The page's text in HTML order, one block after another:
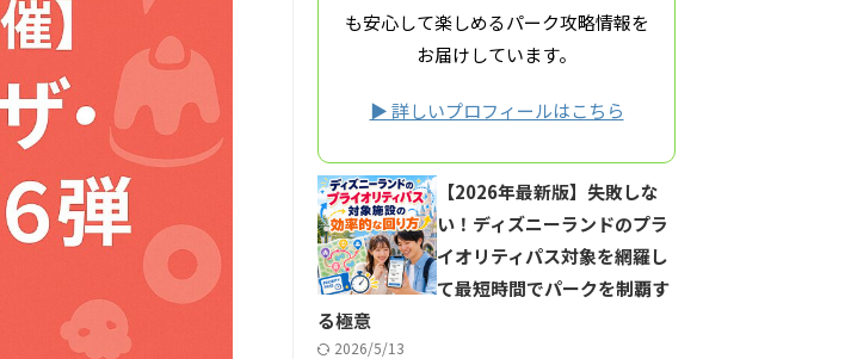
も安心して楽しめるパーク攻略情報を
お届けしています。
▶ 詳しいプロフィールはこちら
【2026年最新版】失敗しな
い！ディズニーランドのプラ
イオリティパス対象を網羅し
て最短時間でパークを制覇す
る極意
2026/5/13